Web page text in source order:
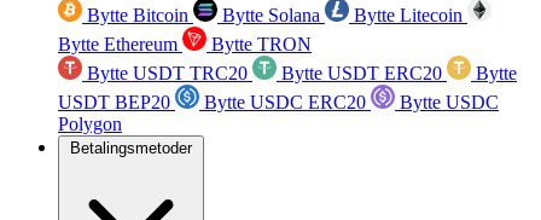
Bytte Bitcoin Bytte Solana
Bytte Litecoin
Bytte Ethereum
Bytte TRON
Bytte USDT TRC20
Bytte USDT ERC20
Bytte
USDT BEP20
Bytte USDC ERC20
Bytte USDC
Polygon
Betalingsmetoder